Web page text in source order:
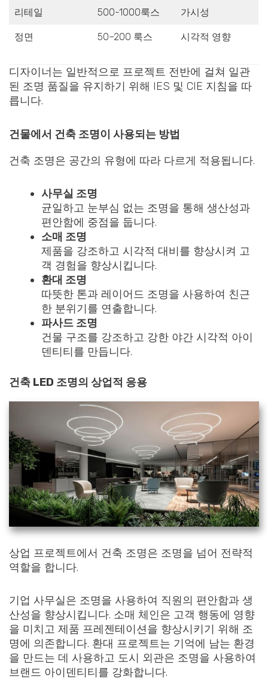
리테일 500-1000룩스 가시성
정면 50–200 룩스 시각적 영향
디자이너는 일반적으로 프로젝트 전반에 걸쳐 일관
된 조명 품질을 유지하기 위해 IES 및 CIE 지침을 따
릅니다.
건물에서 건축 조명이 사용되는 방법
건축 조명은 공간의 유형에 따라 다르게 적용됩니다.
사무실 조명
균일하고 눈부심 없는 조명을 통해 생산성과
편안함에 중점을 둡니다.
소매 조명
제품을 강조하고 시각적 대비를 향상시켜 고
객 경험을 향상시킵니다.
환대 조명
따뜻한 톤과 레이어드 조명을 사용하여 친근
한 분위기를 연출합니다.
파사드 조명
건물 구조를 강조하고 강한 야간 시각적 아이
덴티티를 만듭니다.
건축 LED 조명의 상업적 응용
상업 프로젝트에서 건축 조명은 조명을 넘어 전략적
역할을 합니다.
기업 사무실은 조명을 사용하여 직원의 편안함과 생
산성을 향상시킵니다. 소매 체인은 고객 행동에 영향
을 미치고 제품 프레젠테이션을 향상시키기 위해 조
명에 의존합니다. 환대 프로젝트는 기억에 남는 환경
을 만드는 데 사용하고 도시 외관은 조명을 사용하여
브랜드 아이덴티티를 강화합니다.